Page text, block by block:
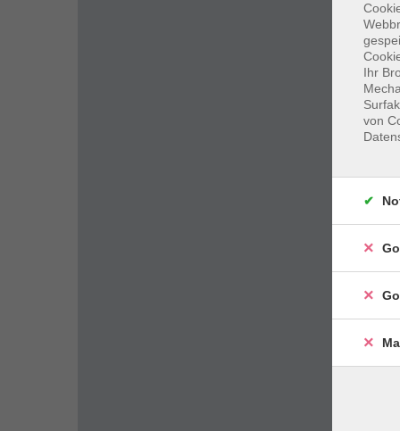
Ihr
von